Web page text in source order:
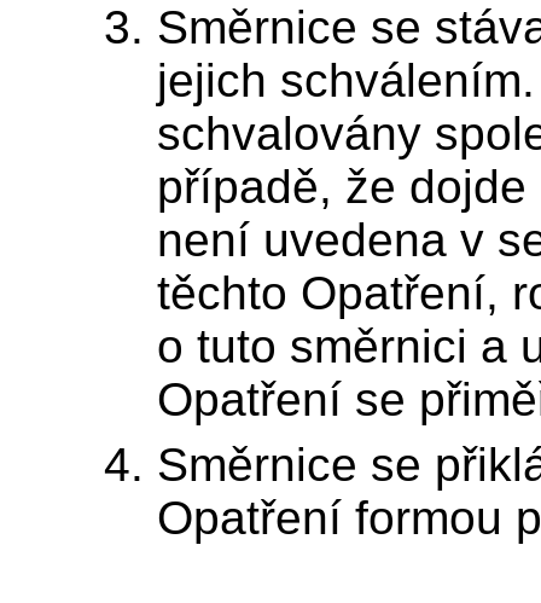
Směrnice se
jejich
schvalovány
případě, že
není uvedena v
těchto Opatření,
o tuto směrnici a
Opatření se
Směrnice se
Opatření formou